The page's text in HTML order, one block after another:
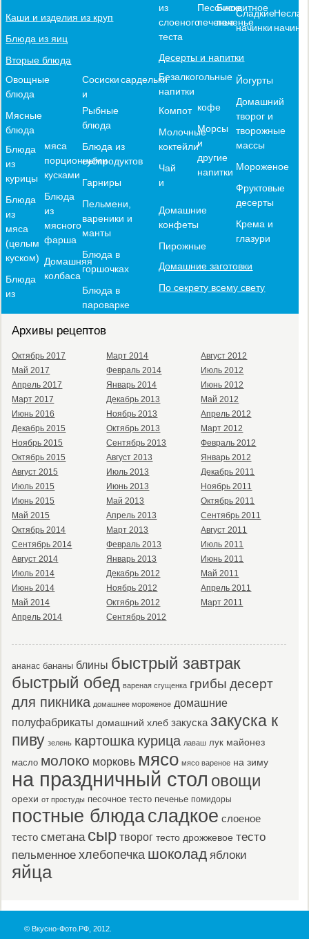
Каши и изделия из круп
Блюда из яиц
Вторые блюда
Овощные
блюда
Мясные
блюда
Блюда
из
курицы
Блюда
из
мяса
(целым
куском)
Блюда
из
мяса
порционными
кусками
Блюда
из
мясного
фарша
Домашняя
колбаса
Сосиски
и
сардельки
Рыбные
блюда
Блюда из
субпродуктов
Гарниры
Пельмени,
вареники и
манты
Блюда в
горшочках
Блюда в
пароварке
из
слоеного
теста
Песочное
печенье
Бисквитное
печенье
Сладкие
начинки
Десерты и напитки
Безалкогольные
напитки
Компот
Молочные
коктейли
Чай
и
кофе
Морсы
и
другие
напитки
Домашние
конфеты
Пирожные
Йогурты
Домашний
творог и
творожные
массы
Мороженое
Фруктовые
десерты
Крема и
глазури
Домашние заготовки
По секрету всему свету
Архивы рецептов
Октябрь 2017
Май 2017
Апрель 2017
Март 2017
Июнь 2016
Декабрь 2015
Ноябрь 2015
Октябрь 2015
Август 2015
Июль 2015
Июнь 2015
Май 2015
Октябрь 2014
Сентябрь 2014
Август 2014
Июль 2014
Июнь 2014
Май 2014
Апрель 2014
Март 2014
Февраль 2014
Январь 2014
Декабрь 2013
Ноябрь 2013
Октябрь 2013
Сентябрь 2013
Август 2013
Июль 2013
Июнь 2013
Май 2013
Апрель 2013
Март 2013
Февраль 2013
Январь 2013
Декабрь 2012
Ноябрь 2012
Октябрь 2012
Сентябрь 2012
Август 2012
Июль 2012
Июнь 2012
Май 2012
Апрель 2012
Март 2012
Февраль 2012
Январь 2012
Декабрь 2011
Ноябрь 2011
Октябрь 2011
Сентябрь 2011
Август 2011
Июль 2011
Июнь 2011
Май 2011
Апрель 2011
Март 2011
ананас бананы блины быстрый завтрак
быстрый обед вареная сгущенка грибы десерт
для пикника домашнее мороженое домашние
полуфабрикаты домашний хлеб закуска закуска к
пиву зелень картошка курица лаваш лук майонез
масло молоко морковь мясо мясо вареное на зиму
на праздничный стол овощи
орехи от простуды песочное тесто печенье помидоры
постные блюдасладкое слоеное
тесто сметана сыр творог тесто дрожжевое тесто
пельменное хлебопечка шоколад яблоки
яйца
© Вкусно-Фото.РФ, 2012.